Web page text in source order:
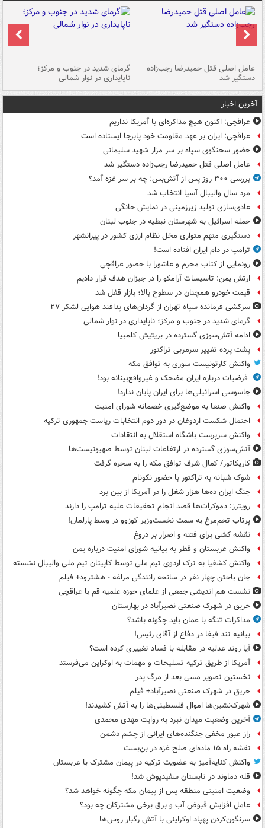
عامل اصلی قتل حمیدرضا رجب‌زاده
دستگیر شد
گرمای شدید در جنوب و مرکز؛
ناپایداری در نوار شمالی
آخرین اخبار
عراقچی: اکنون هیچ مذاکره‌ای با آمریکا نداریم
عراقچی: ایران بر عهد مقاومت خود پابرجا ایستاده است
حضور سخنگوی سپاه بر سر مزار شهید سلیمانی
عامل اصلی قتل حمیدرضا رجب‌زاده دستگیر شد
بررسی ۳۰۰ روز پس از آتش‌بس: چه بر سر غزه آمد؟
مرد سال والیبال آسیا انتخاب شد
عادی‌سازی تولید زیرزمینی در نمایش خانگی
حمله اسرائیل به شهرستان نبطیه در جنوب لبنان
دستگیری متهم متواری مخل نظام ارزی کشور در پیرانشهر
ترامپ در دام ایران افتاده است!
رونمایی از کتاب محرم و عاشورا با حضور عراقچی
ارتش یمن: تاسیسات آرامکو را در جیزان هدف قرار دادیم
قیمت خودرو همچنان در سطوح بالا؛ بازار قفل شد
سرکشی فرمانده سپاه تهران از گردان‌های پدافند هوایی لشکر ۲۷
گرمای شدید در جنوب و مرکز؛ ناپایداری در نوار شمالی
ادامه آتش‌سوزی گسترده در بریتیش کلمبیا
پشت پرده تغییر سرمربی تراکتور
واکنش کارتونیست سوری به توافق مکه
فرضیات درباره ایران مضحک و غیرواقع‌بینانه بود!
جاسوسی اسرائیلی‌ها برای ایران پایان ندارد!
واکنش صنعا به موضع‌گیری خصمانه شورای امنیت
احتمال شکست اردوغان در دور دوم انتخابات ریاست جمهوری ترکیه
واکنش سرپرست باشگاه استقلال به انتقادات
آتش‌سوزی گسترده در ارتفاعات لبنان توسط صهیونیست‌ها
کاریکاتور/ کمال شرف توافق مکه را به سخره گرفت
شوک شبانه به تراکتور با حضور نکونام
جنگ ایران ده‌ها هزار شغل را در آمریکا از بین برد
رویترز: دموکرات‌ها قصد انجام تحقیقات علیه ترامپ را دارند
پرتاب تخم‌مرغ به سمت نخست‌وزیر کوزوو در وسط پارلمان!
نقشه کشی برای فتنه و اصرار بر دروغ
واکنش عربستان و قطر به بیانیه شورای امنیت درباره یمن
واکنش کشفیا به ترک اردوی تیم ملی توسط کاپیتان تیم ملی والیبال نشسته
جان باختن چهار نفر در سانحه رانندگی مراغه - هشترود+ فیلم
نشست هم اندیشی جمعی از علمای حوزه علمیه قم با عراقچی
حریق در شهرک صنعتی نصیرآباد در بهارستان
مذاکرات تنگه با عمان باید چگونه باشد؟
بیانیه تند فیفا در دفاع از آقای رئیس!
آیا روند عدلیه در مقابله با فساد تغییری کرده است؟
آمریکا از طریق ترکیه تسلیحات و مهمات به اوکراین می‌فرستد
نخستین تصویر مسی بعد از مرگ پدر
حریق در شهرک صنعتی نصیرآباد+ فیلم
شهرک‌نشین‌ها اموال فلسطینی‌ها را به آتش کشیدند!
آخرین وضعیت میدان نبرد به روایت مهدی محمدی
راز عبور مخفی جنگنده‌های ایرانی از چشم دشمن
نقشه راه ۱۵ ماده‌ای صلح غزه در بن‌بست
واکنش کنایه‌آمیز به عضویت ترکیه در پیمان مشترک با عربستان
قله دماوند در تابستان سفیدپوش شد!
وضعیت امنیتی منطقه پس از پیمان مکه چگونه خواهد شد؟
عامل افزایش قبوض آب و برق برخی مشترکان چه بود؟
سرنگون‌کردن پهپاد اوکراینی با آتش رگبار روس‌ها